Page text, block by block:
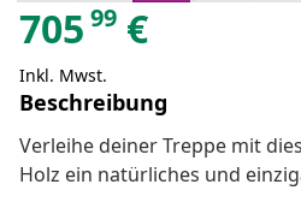
705 99 €
Inkl. Mwst.
Beschreibung
Verleihe deiner Treppe mit
Holz ein natürliches und